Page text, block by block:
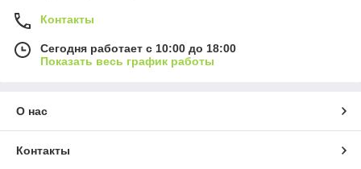
Контакты
Сегодня работает с 10:00 до 18:00
Показать весь график работы
О нас
Контакты